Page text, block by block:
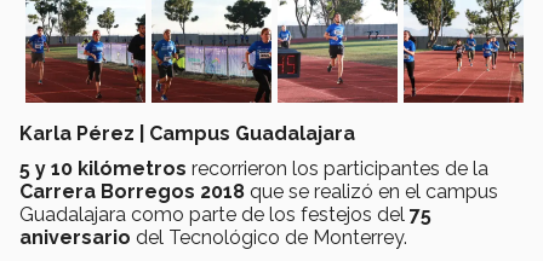
Karla Pérez | Campus Guadalajara
5 y 10 kilómetros recorrieron los participantes de la
Carrera Borregos 2018 que se realizó en el campus
Guadalajara como parte de los festejos del 75
aniversario del Tecnológico de Monterrey.